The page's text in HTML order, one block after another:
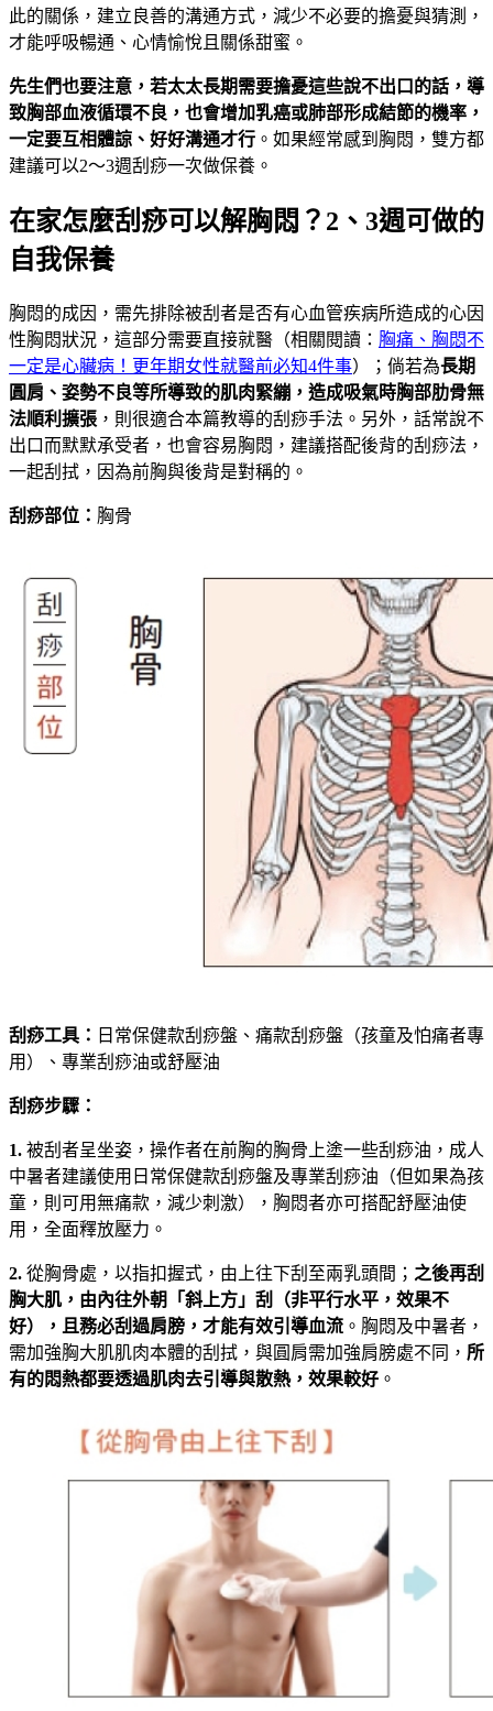
此的關係，建立良善的溝通方式，減少不必要的擔憂與猜測，
才能呼吸暢通、心情愉悅且關係甜蜜。
先生們也要注意，若太太長期需要擔憂這些說不出口的話，導
致胸部血液循環不良，也會增加乳癌或肺部形成結節的機率，
一定要互相體諒、好好溝通才行 。如果經常感到胸悶，雙方都
建議可以2～3週刮痧一次做保養。
在家怎麼刮痧可以解胸悶？2、3週可做的
自我保養
胸悶的成因，需先排除被刮者是否有心血管疾病所造成的心因
性胸悶狀況，這部分需要直接就醫（相關閱讀： 胸痛、胸悶不
一定是心臟病！更年期女性就醫前必知4件事）；倘若為長期
圓肩、姿勢不良等所導致的肌肉緊繃，造成吸氣時胸部肋骨無
法順利擴張 ，則很適合本篇教導的刮痧手法。另外，話常說不
出口而默默承受者，也會容易胸悶，建議搭配後背的刮痧法，
一起刮拭，因為前胸與後背是對稱的。
刮痧部位： 胸骨
刮痧工具： 日常保健款刮痧盤、痛款刮痧盤（孩童及怕痛者專
用）、專業刮痧油或舒壓油
刮痧步驟：
1. 被刮者呈坐姿，操作者在前胸的胸骨上塗一些刮痧油，成人
中暑者建議使用日常保健款刮痧盤及專業刮痧油（但如果為孩
童，則可用無痛款，減少刺激），胸悶者亦可搭配舒壓油使
用，全面釋放壓力。
2. 從胸骨處，以指扣握式，由上往下刮至兩乳頭間； 之後再刮
胸大肌，由內往外朝「斜上方」刮（非平行水平，效果不
好），且務必刮過肩膀，才能有效引導血流 。胸悶及中暑者，
需加強胸大肌肌肉本體的刮拭，與圓肩需加強肩膀處不同， 所
有的悶熱都要透過肌肉去引導與散熱，效果較好 。